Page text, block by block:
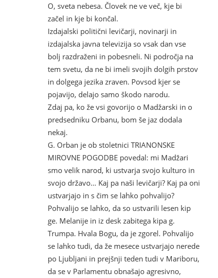
O, sveta nebesa. Človek ne ve več, kje bi
začel in kje bi končal.
Izdajalski politični levičarji, novinarji in
izdajalska javna televizija so vsak dan vse
bolj razdraženi in pobesneli. Ni področja na
tem svetu, da ne bi imeli svojih dolgih prstov
in dolgega jezika zraven. Povsod kjer se
pojavijo, delajo samo škodo narodu.
Zdaj pa, ko že vsi govorijo o Madžarski in o
predsedniku Orbanu, bom še jaz dodala
nekaj.
G. Orban je ob stoletnici TRIANONSKE
MIROVNE POGODBE povedal: mi Madžari
smo velik narod, ki ustvarja svojo kulturo in
svojo državo… Kaj pa naši levičarji? Kaj pa oni
ustvarjajo in s čim se lahko pohvalijo?
Pohvalijo se lahko, da so ustvarili lesen kip
ge. Melanije in iz desk zabitega kipa g.
Trumpa. Hvala Bogu, da je zgorel. Pohvalijo
se lahko tudi, da že mesece ustvarjajo nerede
po Ljubljani in prejšnji teden tudi v Mariboru,
da se v Parlamentu obnašajo agresivno,